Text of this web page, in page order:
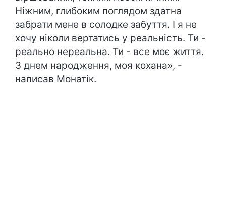
Ніжним, глибоким поглядом здатна
забрати мене в солодке забуття. І я не
хочу ніколи вертатись у реальність. Ти -
реально нереальна. Ти - все моє життя.
З днем народження, моя кохана», -
написав Монатік.